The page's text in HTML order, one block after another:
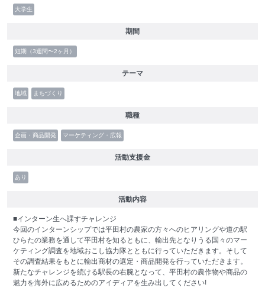
大学生
期間
短期（3週間〜2ヶ月）
テーマ
地域 まちづくり
職種
企画・商品開発 マーケティング・広報
活動支援金
あり
活動内容
■インターン生へ課すチャレンジ
今回のインターンシップでは平田村の農家の方々へのヒアリングや道の駅
ひらたの業務を通して平田村を知るともに、輸出先となりうる国々のマー
ケティング調査を地域おこし協力隊とともに行っていただきます。そして
その調査結果をもとに輸出商材の選定・商品開発を行っていただきます。
新たなチャレンジを続ける駅長の右腕となって、平田村の農作物や商品の
魅力を海外に広めるためのアイディアを生み出してください!